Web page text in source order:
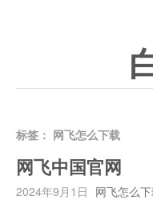
标签： 网飞怎么下载
网飞中国官网
2024年9月1日 网飞怎么